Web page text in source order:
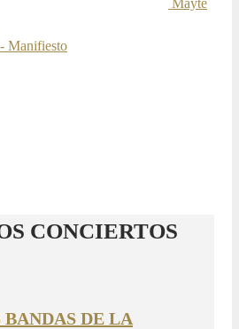
Mayte
Manifiesto
CONCIERTOS
DE LA